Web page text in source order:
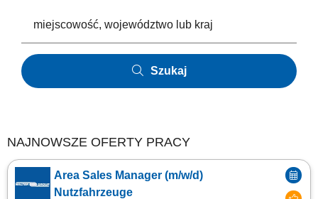
Szukaj
NAJNOWSZE OFERTY PRACY
Area Sales Manager (m/w/d)
Nutzfahrzeuge